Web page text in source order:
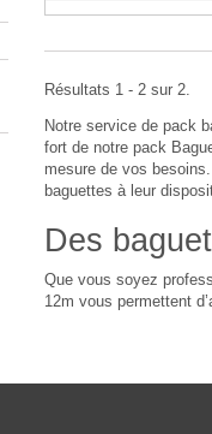
Résultats 1 - 2 sur 2.
Notre service de pack
fort de notre pack
mesure de vos
baguettes à leur
Des
Que vous soyez
12m vous permettent